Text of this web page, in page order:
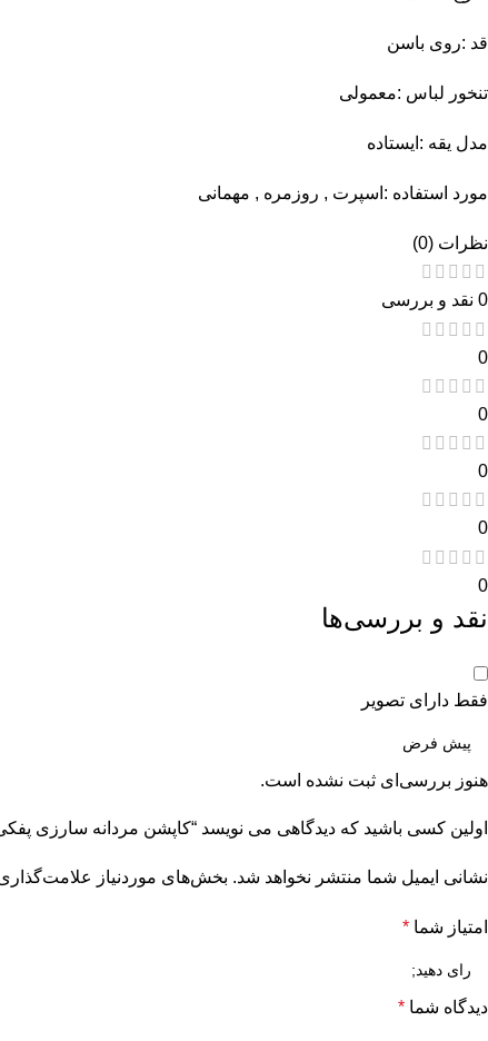
قد :روی باسن
تنخور لباس :معمولی
مدل یقه :ایستاده
مورد استفاده :اسپرت , روزمره , مهمانی
نظرات (0)
0 نقد و بررسی
0
0
0
0
0
نقد و بررسی‌ها
فقط دارای تصویر
هنوز بررسی‌ای ثبت نشده است.
اولین کسی باشید که دیدگاهی می نویسد “کاپشن مردانه سارزی
نشانی ایمیل شما منتشر نخواهد شد. بخش‌های موردنیاز
امتیاز شما *
دیدگاه شما *